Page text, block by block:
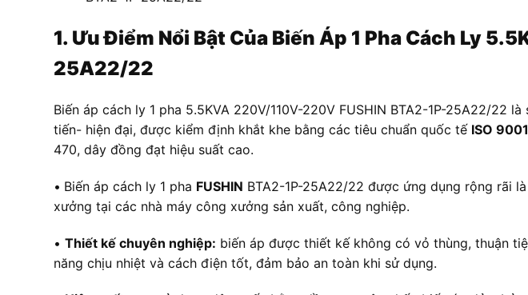
1. Ưu Điểm Nổi Bật Của Biến Áp 1 Pha Cách Ly
25A22/22
Biến áp cách ly 1 pha 5.5KVA 220V/110V-220V FUSHIN BTA2-1P-25A22/
tiến- hiện đại, được kiểm định khắt khe bằng các tiêu chuẩn quốc tế ISO
470, dây đồng đạt hiệu suất cao.
• Biến áp cách ly 1 pha FUSHIN BTA2-1P-25A22/22 được ứng dụng rộng rãi
xưởng tại các nhà máy công xưởng sản xuất, công nghiệp.
• Thiết kế chuyên nghiệp: biến áp được thiết kế không có vỏ thùng, thuận
năng chịu nhiệt và cách điện tốt, đảm bảo an toàn khi sử dụng.